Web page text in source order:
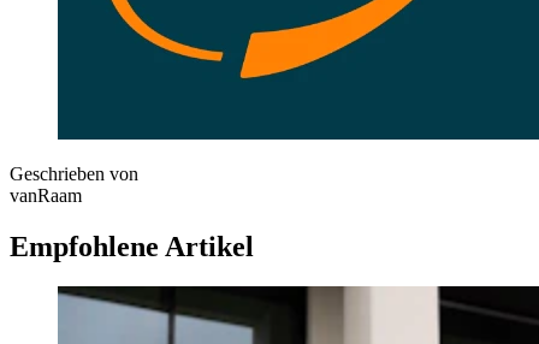
Geschrieben von
vanRaam
Empfohlene Artikel